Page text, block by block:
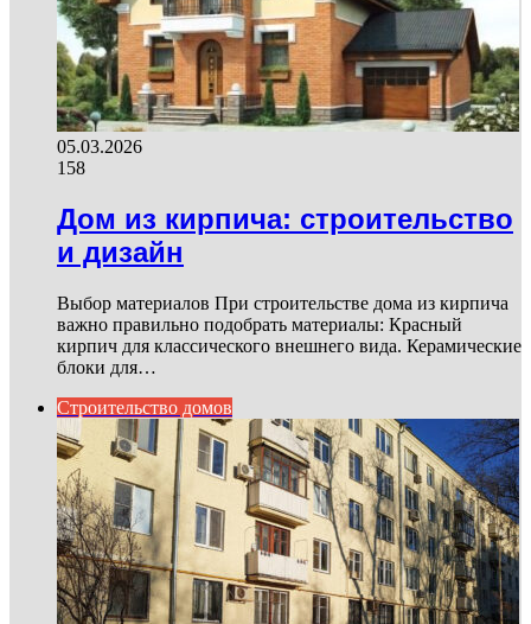
05.03.2026
158
Дом из кирпича: строительство
и дизайн
Выбор материалов При строительстве дома из кирпича
важно правильно подобрать материалы: Красный
кирпич для классического внешнего вида. Керамические
блоки для…
Строительство домов